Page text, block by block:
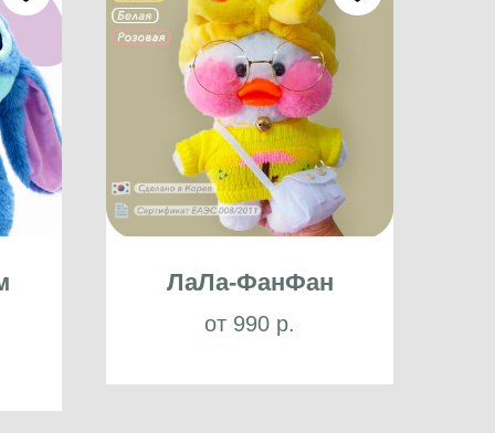
ЛаЛа-ФанФан
от 990 р.